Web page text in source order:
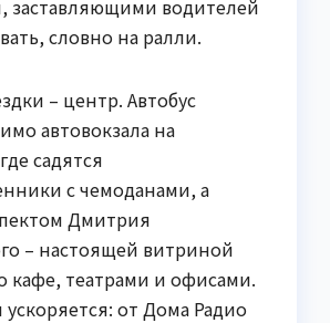
заставляющими водителей
словно на ралли.
– центр. Автобус
автовокзала на
садятся
с чемоданами, а
Дмитрия
– настоящей витриной
кафе, театрами и офисами.
от Дома Радио